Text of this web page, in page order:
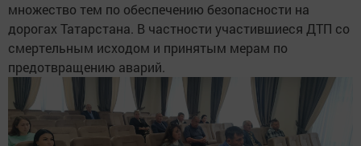
множество тем по обеспечению безопасности на
дорогах Татарстана. В частности участившиеся ДТП со
смертельным исходом и принятым мерам по
предотвращению аварий.